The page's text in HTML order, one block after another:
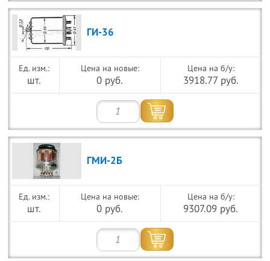
ГИ-36
шт.
Цена на новые:
0 руб.
Цена на б/у:
3918.77 руб.
ГМИ-2Б
шт.
Цена на новые:
0 руб.
Цена на б/у:
9307.09 руб.